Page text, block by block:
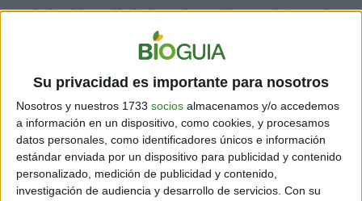
Su privacidad es importante para nosotros
Nosotros y nuestros 1733 socios almacenamos y/o accedemos
a información en un dispositivo, como cookies, y procesamos
datos personales, como identificadores únicos e información
estándar enviada por un dispositivo para publicidad y contenido
personalizado, medición de publicidad y contenido,
investigación de audiencia y desarrollo de servicios. Con su
Muele el carbón y colócalo dentro de un tejido natural. Si antes has
él todo tu cuerpo para librarlo de malas energías.
nocturnos,coloca el paquete de carbón debajo de tu almohada